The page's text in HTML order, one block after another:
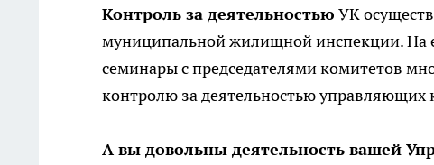
Контроль за деятельностью УК
муниципальной жилищной инспекции. На
семинары с председателями комитетов
контролю за деятельностью управляющих
А вы довольны деятельность вашей